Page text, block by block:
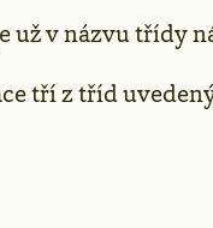
už v názvu třídy
tří z tříd